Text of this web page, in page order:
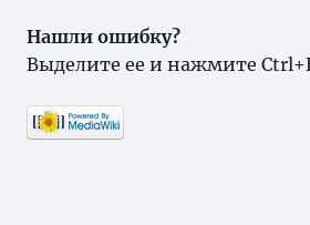
Нашли ошибку?
Выделите ее и нажмите